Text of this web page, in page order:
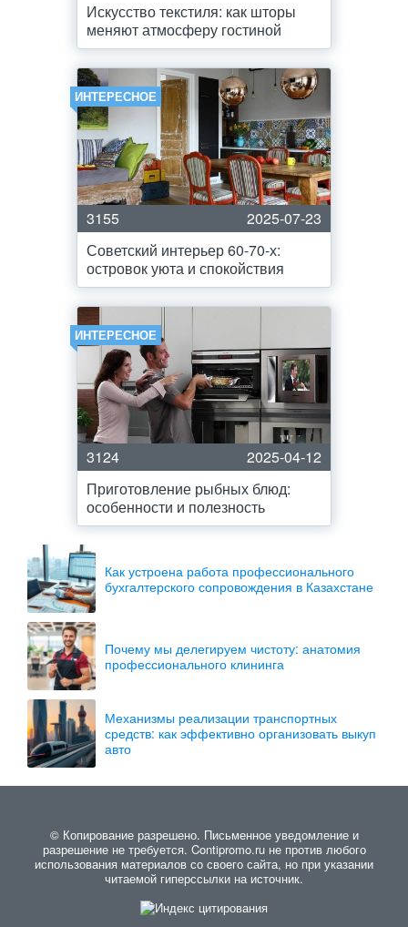
Искусство текстиля: как шторы
меняют атмосферу гостиной
ИНТЕРЕСНОЕ
3155
2025-07-23
Советский интерьер 60-70-х:
островок уюта и спокойствия
ИНТЕРЕСНОЕ
3124
2025-04-12
Приготовление рыбных блюд:
особенности и полезность
Как устроена работа профессионального
бухгалтерского сопровождения в Казахстане
Почему мы делегируем чистоту: анатомия
профессионального клининга
Механизмы реализации транспортных
средств: как эффективно организовать выкуп
авто
© Копирование разрешено. Письменное уведомление и
разрешение не требуется. Contipromo.ru не против любого
использования материалов со своего сайта, но при указании
читаемой гиперссылки на источник.